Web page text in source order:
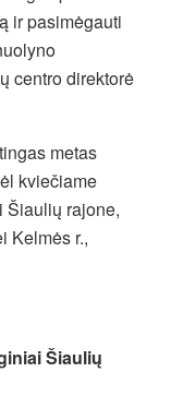
ir pasimėgauti
centro direktorė
metas
kviečiame
Šiaulių rajone,
Kelmės r.,
Šiaulių